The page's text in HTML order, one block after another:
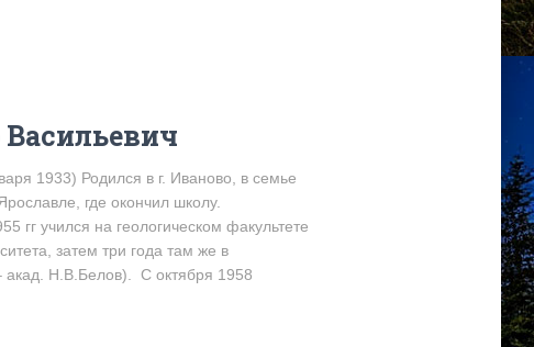
1933) Родился в г. Иваново, в семье
где окончил школу.
гг учился на геологическом факультете
затем три года там же в
акад. Н.В.Белов). С октября 1958